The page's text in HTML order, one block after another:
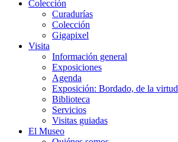
Colección
Curadurías
Colección
Gigapixel
Visita
Información general
Exposiciones
Agenda
Exposición: Bordado, de la virtud
Biblioteca
Servicios
Visitas guiadas
El Museo